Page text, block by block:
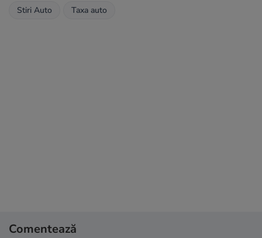
Stiri Auto Taxa auto
Comentează